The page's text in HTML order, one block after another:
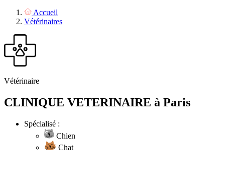
Accueil
Vétérinaires
Vétérinaire
CLINIQUE VETERINAIRE à Paris
Spécialisé :
Chien
Chat